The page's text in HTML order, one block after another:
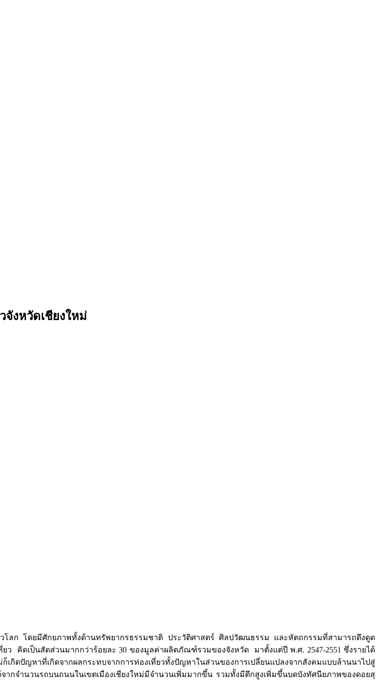
งหวัดเชียงใหม่
วโลก โดยมีศักยภาพทั้งด้านทรัพยากรธรรมชาติ ประวัติศาสตร์ ศิลปวัฒนธรรม และหัตถกรรมที่สามารถดึงดูด
ยว คิดเป็นสัดส่วนมากกว่าร้อยละ 30 ของมูลค่าผลิตภัณฑ์รวมของจังหวัด มาตั้งแต่ปี พ.ศ. 2547-2551 ซึ่งรายได้
เกิดปัญหาที่เกิดจากผลกระทบจากการท่องเที่ยวทั้งปัญหาในส่วนของการเปลี่ยนแปลงจากสังคมแบบล้านนาไปสู่
จำนวนรถบนถนนในเขตเมืองเชียงใหม่มีจำนวนเพิ่มมากขึ้น รวมทั้งมีตึกสูงเพิ่มขึ้นบดบังทัศนียภาพของดอยสุ